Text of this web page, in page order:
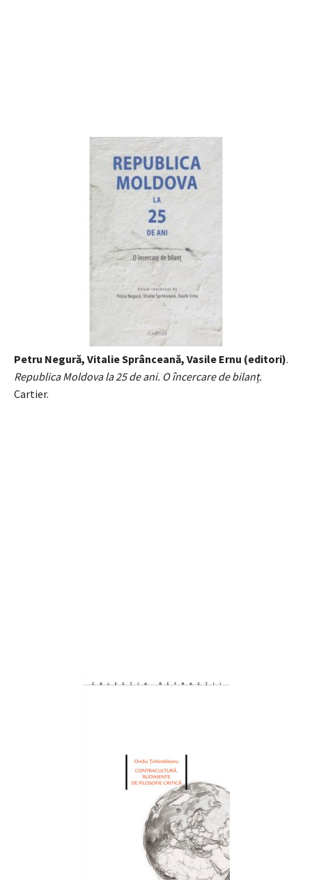
Petru Negură, Vitalie Sprânceană, Vasile Ernu (editori).
Republica Moldova la 25 de ani. O încercare de bilanț.
Cartier.